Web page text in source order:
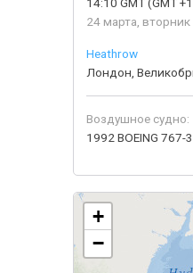
24 марта, вторник
Heathrow
Лондон,
Воздушное судно:
1992 BOEING
+
−